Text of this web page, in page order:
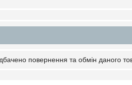
повернення та обмін даного